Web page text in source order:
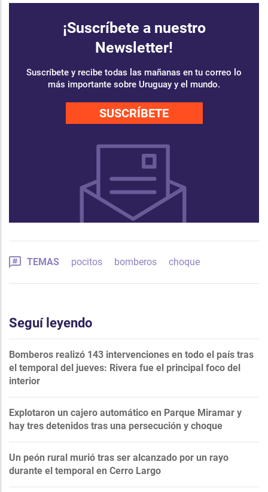
¡Suscríbete a nuestro
Newsletter!
Suscríbete y recibe todas las mañanas en tu correo lo
más importante sobre Uruguay y el mundo.
SUSCRÍBETE
TEMAS pocitos bomberos choque
Seguí leyendo
Bomberos realizó 143 intervenciones en todo el país tras
el temporal del jueves: Rivera fue el principal foco del
interior
Explotaron un cajero automático en Parque Miramar y
hay tres detenidos tras una persecución y choque
Un peón rural murió tras ser alcanzado por un rayo
durante el temporal en Cerro Largo